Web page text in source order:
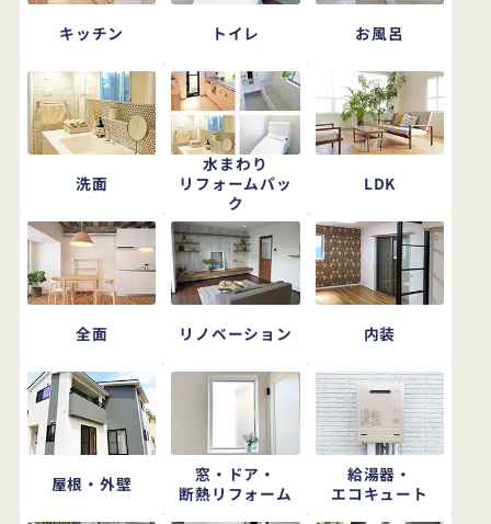
キッチン トイレ お風呂
洗面
水まわり
リフォームパッ
ク
LDK
全面 リノベーション 内装
屋根・外壁
窓・ドア・
断熱リフォーム
給湯器・
エコキュート